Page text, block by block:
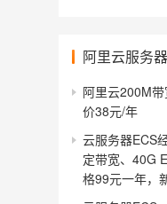
阿里云服务
阿里云200M
价38元/年
云服务器ECS
定带宽、40G
格99元一年，